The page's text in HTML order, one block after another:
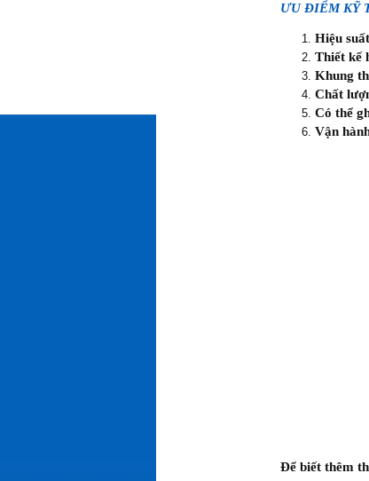
ƯU ĐIỂM KỸ
Hiệu
Thiết kế
Khung
Chất
Có thể
Vận
Để biết thêm